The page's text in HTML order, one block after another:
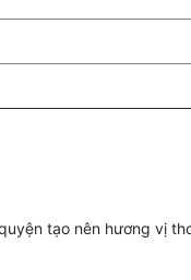
tạo nên hương vị